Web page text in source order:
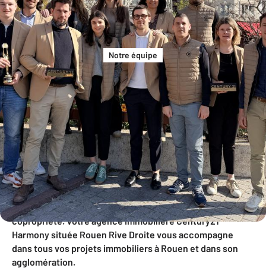
Notre équipe
Century 21, Parlons de Vous, Parlons Biens !
Transaction, location, gestion locative et syndic de
copropriété.Votre agence immobilièreCentury21
Harmony située Rouen Rive Droite vous accompagne
dans tous vos projets immobiliers à Rouen et dans son
agglomération.